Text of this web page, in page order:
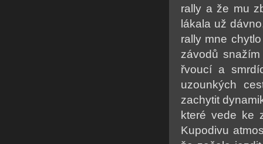
rally a že mu
lákala už
rally mne
závodů
řvoucí a
uzounkých
zachytit
které vede ke
Kupodivu